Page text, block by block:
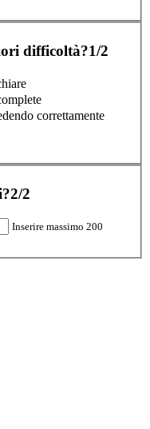
difficoltà?1/2
correttamente
2/2
Inserire massimo 200